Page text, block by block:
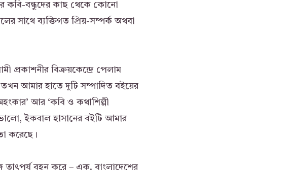
কবি-বন্ধুদের কাছ থেকে কোনো
সাথে ব্যক্তিগত প্রিয়-সম্পর্ক অথবা
প্রকাশনীর বিক্রয়কেন্দ্রে পেলাম
আমার হাতে দুটি সম্পাদিত বইয়ের
আর ‘কবি ও কথাশিল্পী
ইকবাল হাসানের বইটি আমার
করেছে।
তাৎপর্য বহন করে – এক. বাংলাদেশের